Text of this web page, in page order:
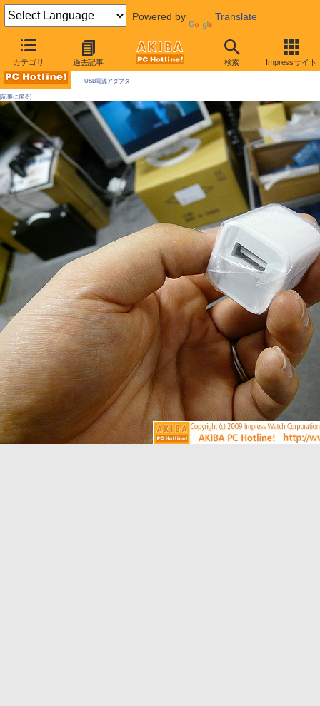
Powered by Translate
カテゴリ 過去記事 検索 Impressサイト
AKIBA PC Hotline! 2009年5月30日号
USB電源アダプタ
[記事に戻る]